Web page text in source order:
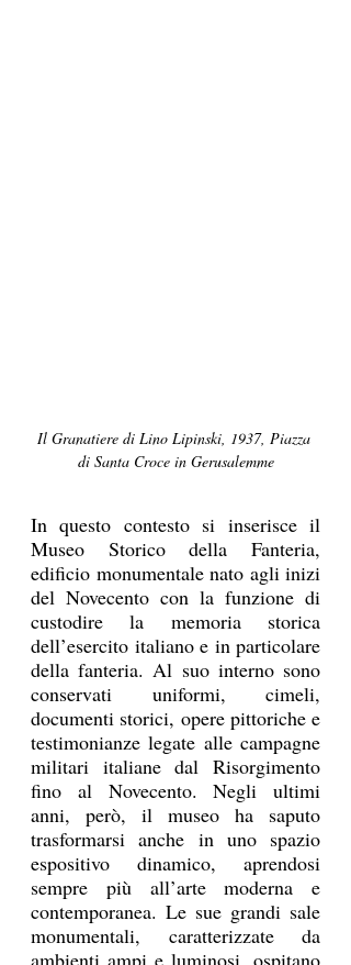
Il Granatiere di Lino Lipinski, 1937, Piazza
di Santa Croce in Gerusalemme
In questo contesto si inserisce il
Museo Storico della Fanteria,
edificio monumentale nato agli inizi
del Novecento con la funzione di
custodire la memoria storica
dell’esercito italiano e in particolare
della fanteria. Al suo interno sono
conservati uniformi, cimeli,
documenti storici, opere pittoriche e
testimonianze legate alle campagne
militari italiane dal Risorgimento
fino al Novecento. Negli ultimi
anni, però, il museo ha saputo
trasformarsi anche in uno spazio
espositivo dinamico, aprendosi
sempre più all’arte moderna e
contemporanea. Le sue grandi sale
monumentali, caratterizzate da
ambienti ampi e luminosi, ospitano